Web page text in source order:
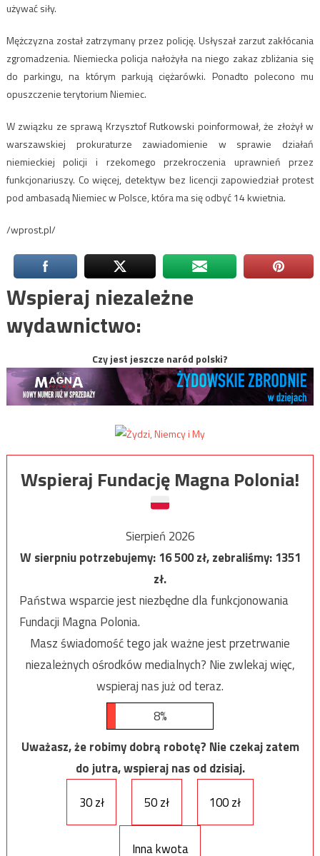
używać siły.
Mężczyzna został zatrzymany przez policję. Usłyszał zarzut zakłócania
zgromadzenia. Niemiecka policja nałożyła na niego zakaz zbliżania się
do parkingu, na którym parkują ciężarówki. Ponadto polecono mu
opuszczenie terytorium Niemiec.
W związku ze sprawą Krzysztof Rutkowski poinformował, że złożył w
warszawskiej prokuraturze zawiadomienie w sprawie działań
niemieckiej policji i rzekomego przekroczenia uprawnień przez
funkcjonariuszy. Co więcej, detektyw bez licencji zapowiedział protest
pod ambasadą Niemiec w Polsce, która ma się odbyć 14 kwietnia.
/wprost.pl/
Wspieraj niezależne
wydawnictwo:
Czy jest jeszcze naród polski?
Wspieraj Fundację Magna Polonia!
Sierpień 2026
W sierpniu potrzebujemy:16 500zł, zebraliśmy:1351
zł.
Państwa wsparcie jest niezbędne dla funkcjonowania
Fundacji Magna Polonia.
Masz świadomość tego jak ważne jest przetrwanie
niezależnych ośrodków medialnych? Nie zwlekaj więc,
wspieraj nas już od teraz.
8%
Uważasz, że robimy dobrą robotę? Nie czekaj zatem
do jutra, wspieraj nas od dzisiaj.
30 zł
50 zł 100 zł
Inna kwota